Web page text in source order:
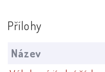
Přílohy
Název